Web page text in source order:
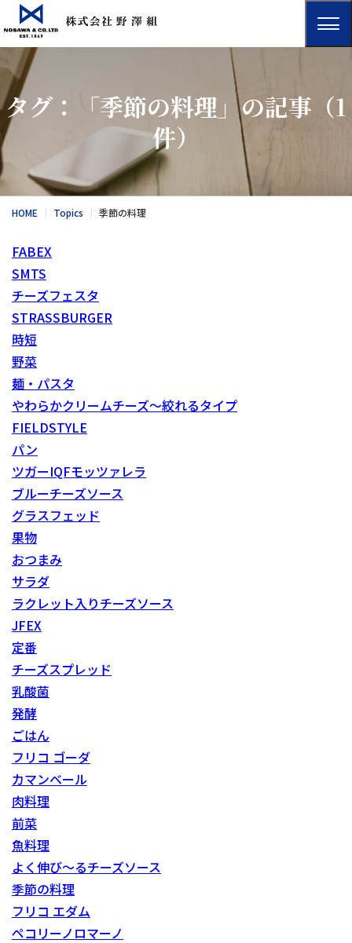
タグ：「季節の料理」の記事 （1
件）
HOME Topics 季節の料理
FABEX
SMTS
チーズフェスタ
STRASSBURGER
時短
野菜
麺・パスタ
やわらかクリームチーズ～絞れるタイプ
FIELDSTYLE
パン
ツガーIQFモッツァレラ
ブルーチーズソース
グラスフェッド
果物
おつまみ
サラダ
ラクレット入りチーズソース
JFEX
定番
チーズスプレッド
乳酸菌
発酵
ごはん
フリコ ゴーダ
カマンベール
肉料理
前菜
魚料理
よく伸び～るチーズソース
季節の料理
フリコ エダム
ペコリーノロマーノ